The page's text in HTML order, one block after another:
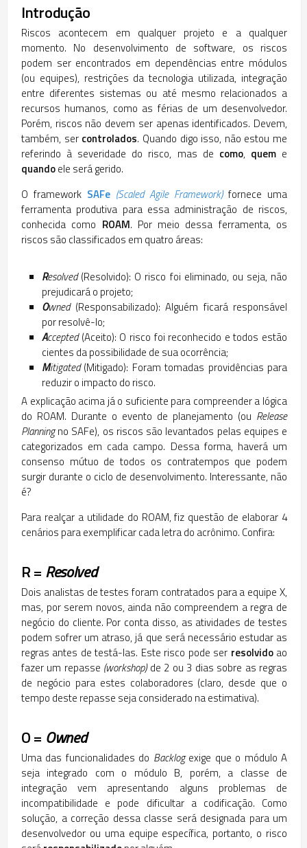
Introdução
Riscos acontecem em qualquer projeto e a qualquer
momento. No desenvolvimento de software, os riscos
podem ser encontrados em dependências entre módulos
(ou equipes), restrições da tecnologia utilizada, integração
entre diferentes sistemas ou até mesmo relacionados a
recursos humanos, como as férias de um desenvolvedor.
Porém, riscos não devem ser apenas identificados. Devem,
também, ser controlados. Quando digo isso, não estou me
referindo à severidade do risco, mas de como, queme
quandoele será gerido.
O framework SAFe (Scaled Agile Framework)fornece uma
ferramenta produtiva para essa administração de riscos,
conhecida como ROAM. Por meio dessa ferramenta, os
riscos são classificados em quatro áreas:
Resolved(Resolvido): O risco foi eliminado, ou seja, não
prejudicará o projeto;
Owned(Responsabilizado): Alguém ficará responsável
por resolvê-lo;
Accepted(Aceito): O risco foi reconhecido e todos estão
cientes da possibilidade de sua ocorrência;
Mitigated(Mitigado): Foram tomadas providências para
reduzir o impacto do risco.
A explicação acima já o suficiente para compreender a lógica
do ROAM. Durante o evento de planejamento (ou Release
Planningno SAFe), os riscos são levantados pelas equipes e
categorizados em cada campo. Dessa forma, haverá um
consenso mútuo de todos os contratempos que podem
surgir durante o ciclo de desenvolvimento. Interessante, não
é?
Para realçar a utilidade do ROAM, fiz questão de elaborar 4
cenários para exemplificar cada letra do acrônimo. Confira:
R = Resolved
Dois analistas de testes foram contratados para a equipe X,
mas, por serem novos, ainda não compreendem a regra de
negócio do cliente. Por conta disso, as atividades de testes
podem sofrer um atraso, já que será necessário estudar as
regras antes de testá-las. Este risco pode ser resolvidoao
fazer um repasse (workshop)de 2 ou 3 dias sobre as regras
de negócio para estes colaboradores (claro, desde que o
tempo deste repasse seja considerado na estimativa).
O = Owned
Uma das funcionalidades do Backlogexige que o módulo A
seja integrado com o módulo B, porém, a classe de
integração vem apresentando alguns problemas de
incompatibilidade e pode dificultar a codificação. Como
solução, a correção dessa classe será designada para um
desenvolvedor ou uma equipe específica, portanto, o risco